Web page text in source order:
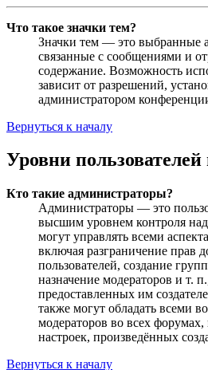
Что такое значки тем?
Значки тем — это выбранные
связанные с сообщениями и
содержание. Возможность
зависит от разрешений,
администратором
Вернуться к началу
Уровни
Кто такие администраторы?
Администраторы — это
высшим уровнем контроля
могут управлять всеми
включая разграничение прав
пользователей, создание
назначение модераторов и т.
предоставленных им
также могут обладать всеми
модераторов во всех форумах,
настроек, произведённых
Вернуться к началу